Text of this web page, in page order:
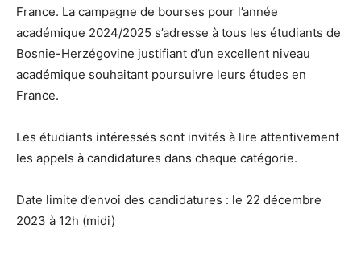
France. La campagne de bourses pour l’année
académique 2024/2025 s’adresse à tous les étudiants de
Bosnie-Herzégovine justifiant d’un excellent niveau
académique souhaitant poursuivre leurs études en
France.
Les étudiants intéressés sont invités à lire attentivement
les appels à candidatures dans chaque catégorie.
Date limite d’envoi des candidatures : le 22 décembre
2023 à 12h (midi)